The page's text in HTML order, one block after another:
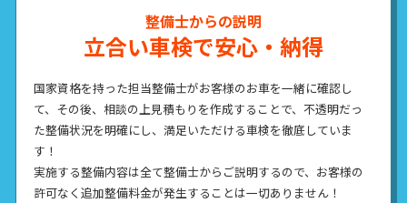
整備士からの説明
立合い車検で安心・納得
国家資格を持った担当整備士がお客様のお車を一緒に確認し
て、その後、相談の上見積もりを作成することで、不透明だっ
た整備状況を明確にし、満足いただける車検を徹底していま
す！
実施する整備内容は全て整備士からご説明するので、お客様の
許可なく追加整備料金が発生することは一切ありません！